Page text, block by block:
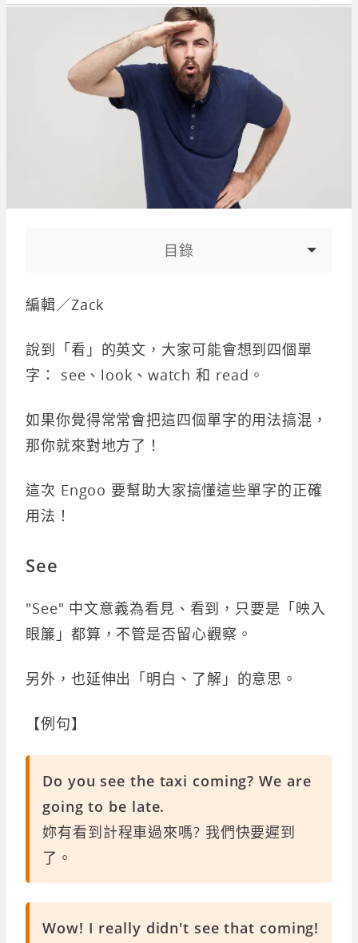
目錄
編輯／Zack
說到「看」的英文，大家可能會想到四個單
字： see、look、watch 和 read。
如果你覺得常常會把這四個單字的用法搞混，
那你就來對地方了！
這次 Engoo 要幫助大家搞懂這些單字的正確
用法！
See
"See" 中文意義為看見、看到，只要是「映入
眼簾」都算，不管是否留心觀察。
另外，也延伸出「明白、了解」的意思。
【例句】
Do you see the taxi coming? We are
going to be late.
妳有看到計程車過來嗎? 我們快要遲到
了。
Wow! I really didn't see that coming!